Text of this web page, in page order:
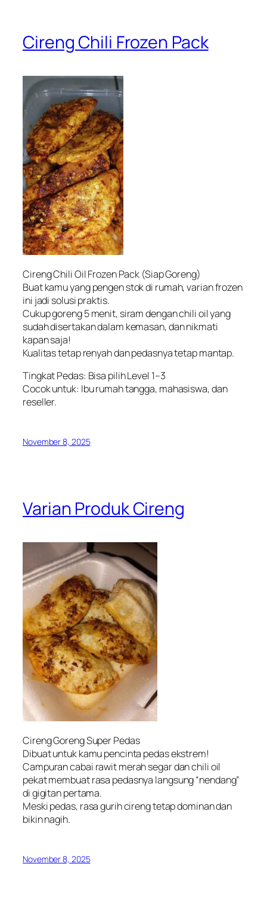
Cireng Chili Frozen Pack
Cireng Chili Oil Frozen Pack (Siap Goreng)
Buat kamu yang pengen stok di rumah, varian frozen
ini jadi solusi praktis.
Cukup goreng 5 menit, siram dengan chili oil yang
sudah disertakan dalam kemasan, dan nikmati
kapan saja!
Kualitas tetap renyah dan pedasnya tetap mantap.
Tingkat Pedas: Bisa pilih Level 1–3
Cocok untuk: Ibu rumah tangga, mahasiswa, dan
reseller.
November 8, 2025
Varian Produk Cireng
Cireng Goreng Super Pedas
Dibuat untuk kamu pencinta pedas ekstrem!
Campuran cabai rawit merah segar dan chili oil
pekat membuat rasa pedasnya langsung “nendang”
di gigitan pertama.
Meski pedas, rasa gurih cireng tetap dominan dan
bikin nagih.
November 8, 2025